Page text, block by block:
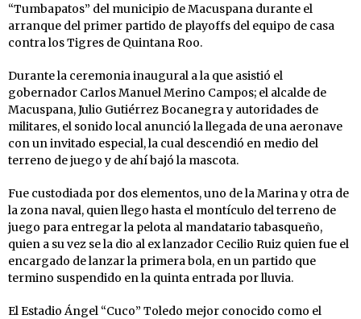
“Tumbapatos” del municipio de Macuspana durante el
arranque del primer partido de playoffs del equipo de casa
contra los Tigres de Quintana Roo.
Durante la ceremonia inaugural a la que asistió el
gobernador Carlos Manuel Merino Campos; el alcalde de
Macuspana, Julio Gutiérrez Bocanegra y autoridades de
militares, el sonido local anunció la llegada de una aeronave
con un invitado especial, la cual descendió en medio del
terreno de juego y de ahí bajó la mascota.
Fue custodiada por dos elementos, uno de la Marina y otra de
la zona naval, quien llego hasta el montículo del terreno de
juego para entregar la pelota al mandatario tabasqueño,
quien a su vez se la dio al ex lanzador Cecilio Ruiz quien fue el
encargado de lanzar la primera bola, en un partido que
termino suspendido en la quinta entrada por lluvia.
El Estadio Ángel “Cuco” Toledo mejor conocido como el